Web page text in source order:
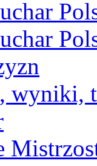
wyniki,